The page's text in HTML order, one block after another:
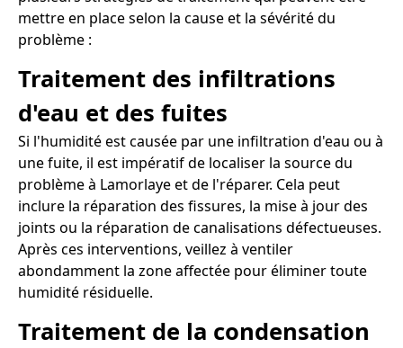
mettre en place selon la cause et la sévérité du
problème :
Traitement des infiltrations
d'eau et des fuites
Si l'humidité est causée par une infiltration d'eau ou à
une fuite, il est impératif de localiser la source du
problème à Lamorlaye et de l'réparer. Cela peut
inclure la réparation des fissures, la mise à jour des
joints ou la réparation de canalisations défectueuses.
Après ces interventions, veillez à ventiler
abondamment la zone affectée pour éliminer toute
humidité résiduelle.
Traitement de la condensation